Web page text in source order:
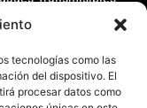
tecnologías como las
del dispositivo. El
procesar datos como
(España)